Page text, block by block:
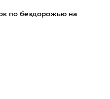
по бездорожью на